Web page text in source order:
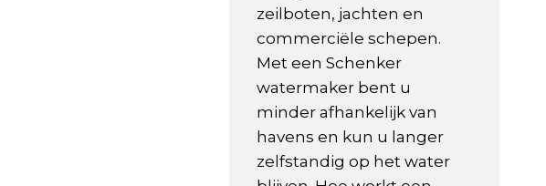
zeilboten, jachten en
commerciële schepen.
Met een Schenker
watermaker bent u
minder afhankelijk van
havens en kun u langer
zelfstandig op het water